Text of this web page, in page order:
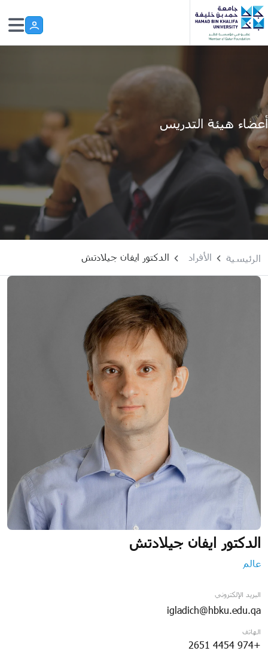
Skip to main content
أعضاء هيئة التدريس
الرئيسية الأفراد الدكتور ايفان جيلادتش
الدكتور ايفان جيلادتش
عالم
البريد الإلكتروني
igladich@hbku.edu.qa
الهاتف
+974 4454 2651